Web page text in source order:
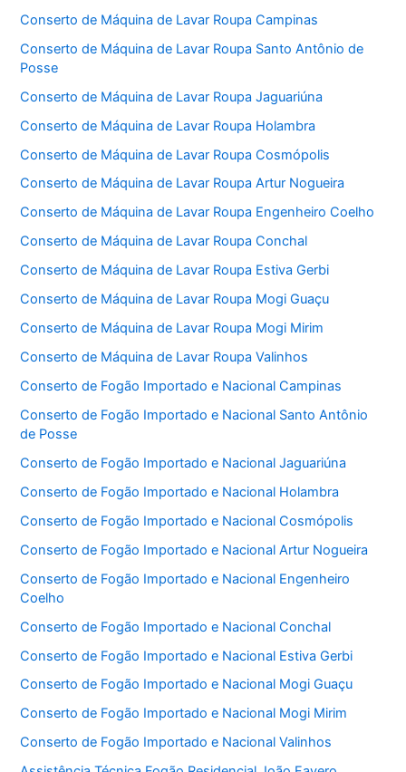
Conserto de Máquina de Lavar Roupa Campinas
Conserto de Máquina de Lavar Roupa Santo Antônio de
Posse
Conserto de Máquina de Lavar Roupa Jaguariúna
Conserto de Máquina de Lavar Roupa Holambra
Conserto de Máquina de Lavar Roupa Cosmópolis
Conserto de Máquina de Lavar Roupa Artur Nogueira
Conserto de Máquina de Lavar Roupa Engenheiro Coelho
Conserto de Máquina de Lavar Roupa Conchal
Conserto de Máquina de Lavar Roupa Estiva Gerbi
Conserto de Máquina de Lavar Roupa Mogi Guaçu
Conserto de Máquina de Lavar Roupa Mogi Mirim
Conserto de Máquina de Lavar Roupa Valinhos
Conserto de Fogão Importado e Nacional Campinas
Conserto de Fogão Importado e Nacional Santo Antônio
de Posse
Conserto de Fogão Importado e Nacional Jaguariúna
Conserto de Fogão Importado e Nacional Holambra
Conserto de Fogão Importado e Nacional Cosmópolis
Conserto de Fogão Importado e Nacional Artur Nogueira
Conserto de Fogão Importado e Nacional Engenheiro
Coelho
Conserto de Fogão Importado e Nacional Conchal
Conserto de Fogão Importado e Nacional Estiva Gerbi
Conserto de Fogão Importado e Nacional Mogi Guaçu
Conserto de Fogão Importado e Nacional Mogi Mirim
Conserto de Fogão Importado e Nacional Valinhos